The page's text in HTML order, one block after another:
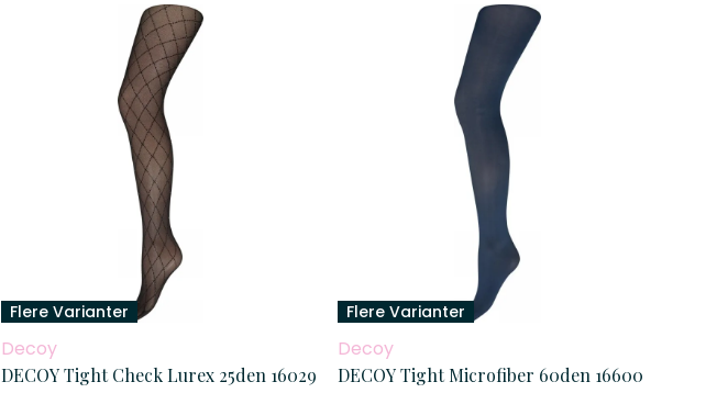
Flere Varianter
Decoy
DECOY Tight Check Lurex 25den 16029
Flere Varianter
Decoy
DECOY Tight Microfiber 60den 16600